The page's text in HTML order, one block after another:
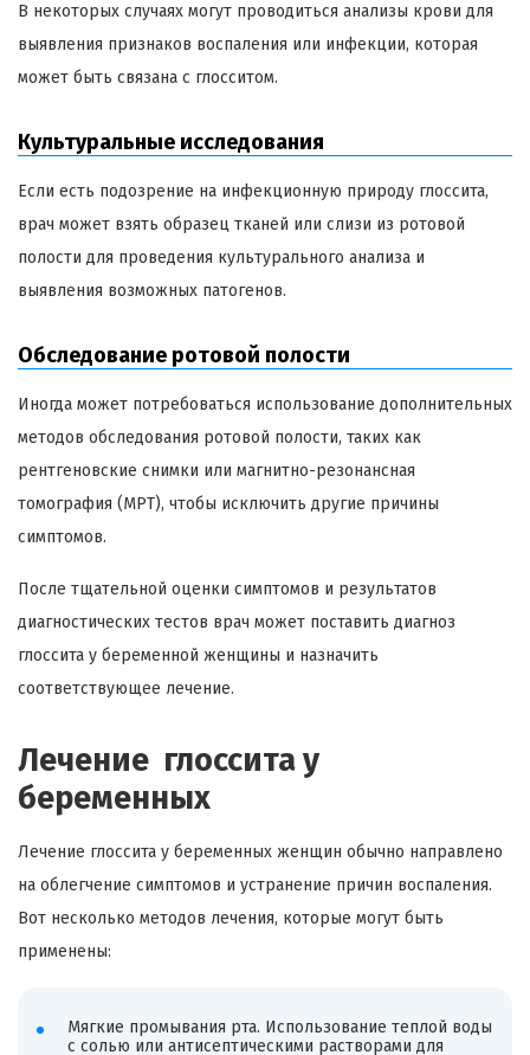
В некоторых случаях могут проводиться анализы крови для
выявления признаков воспаления или инфекции, которая
может быть связана с глосситом.
Культуральные исследования
Если есть подозрение на инфекционную природу глоссита,
врач может взять образец тканей или слизи из ротовой
полости для проведения культурального анализа и
выявления возможных патогенов.
Обследование ротовой полости
Иногда может потребоваться использование дополнительных
методов обследования ротовой полости, таких как
рентгеновские снимки или магнитно-резонансная
томография (МРТ), чтобы исключить другие причины
симптомов.
После тщательной оценки симптомов и результатов
диагностических тестов врач может поставить диагноз
глоссита у беременной женщины и назначить
соответствующее лечение.
Лечение глоссита у
беременных
Лечение глоссита у беременных женщин обычно направлено
на облегчение симптомов и устранение причин воспаления.
Вот несколько методов лечения, которые могут быть
применены:
Мягкие промывания рта. Использование теплой воды
с солью или антисептическими растворами для